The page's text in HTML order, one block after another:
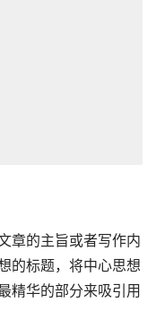
章的主旨或者写作内
的标题，将中心思想
精华的部分来吸引用